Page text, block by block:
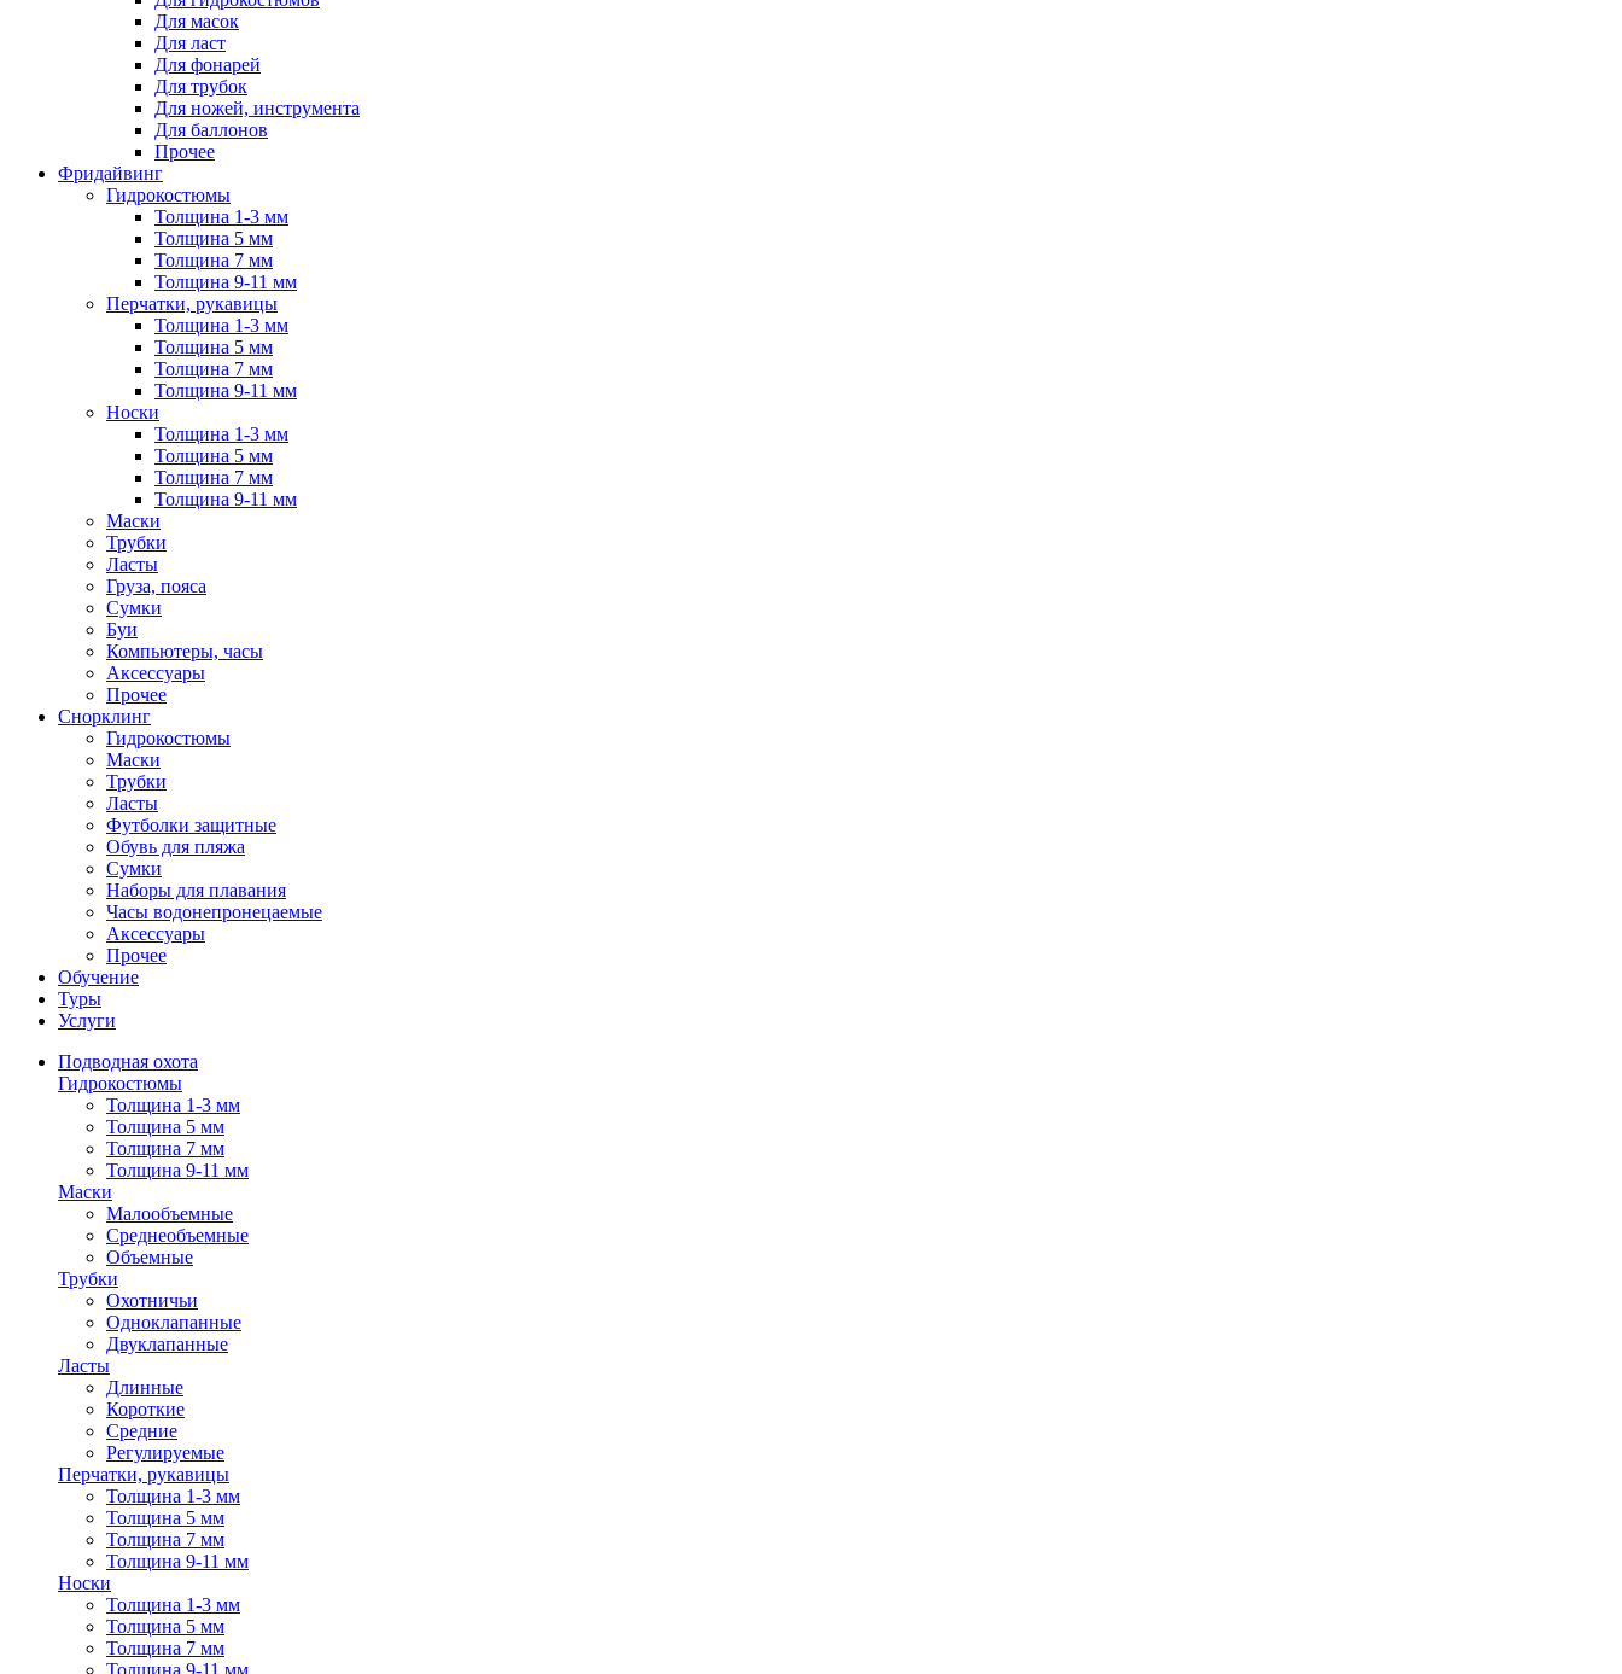
Для масок
Для ласт
Для фонарей
Для трубок
Для ножей, инструмента
Для баллонов
Прочее
Фридайвинг
Гидрокостюмы
Толщина 1-3 мм
Толщина 5 мм
Толщина 7 мм
Толщина 9-11 мм
Перчатки, рукавицы
Толщина 1-3 мм
Толщина 5 мм
Толщина 7 мм
Толщина 9-11 мм
Носки
Толщина 1-3 мм
Толщина 5 мм
Толщина 7 мм
Толщина 9-11 мм
Маски
Трубки
Ласты
Груза, пояса
Сумки
Буи
Компьютеры, часы
Аксессуары
Прочее
Снорклинг
Гидрокостюмы
Маски
Трубки
Ласты
Футболки защитные
Обувь для пляжа
Сумки
Наборы для плавания
Часы водонепронецаемые
Аксессуары
Прочее
Обучение
Туры
Услуги
Подводная охота
Гидрокостюмы
Толщина 1-3 мм
Толщина 5 мм
Толщина 7 мм
Толщина 9-11 мм
Маски
Малообъемные
Среднеобъемные
Объемные
Трубки
Охотничьи
Одноклапанные
Двуклапанные
Ласты
Длинные
Короткие
Средние
Регулируемые
Перчатки, рукавицы
Толщина 1-3 мм
Толщина 5 мм
Толщина 7 мм
Толщина 9-11 мм
Носки
Толщина 1-3 мм
Толщина 5 мм
Толщина 7 мм
Толщина 9-11 мм